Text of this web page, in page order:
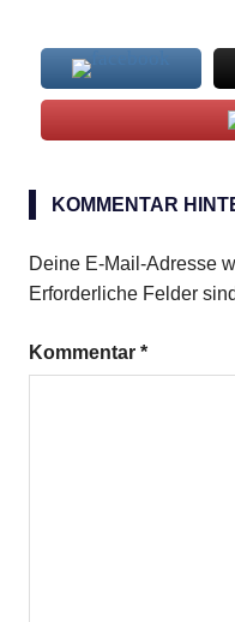
Beete-
mit
Birnen
KOMMENTAR
Deine E-Mail-Adresse
Erforderliche Felder
Kommentar *